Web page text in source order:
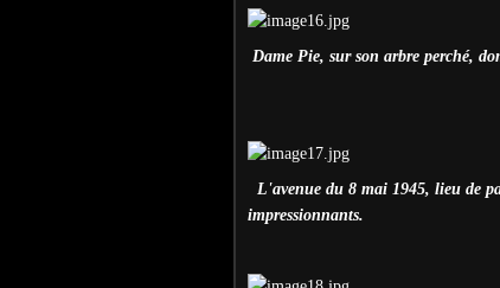
Dame Pie, sur son arbre perché,
L'avenue du 8 mai 1945, lieu de
impressionnants.